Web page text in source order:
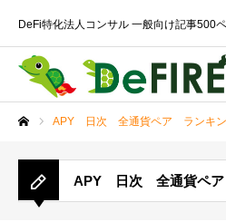
DeFi特化法人コンサル 一般向け記事500
APY 日次 全通貨ペア ランキ
APY 日次 全通貨ペ